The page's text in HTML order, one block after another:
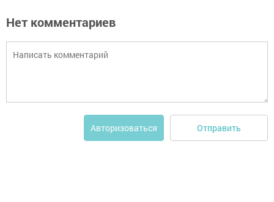
Нет комментариев
Авторизоваться Отправить